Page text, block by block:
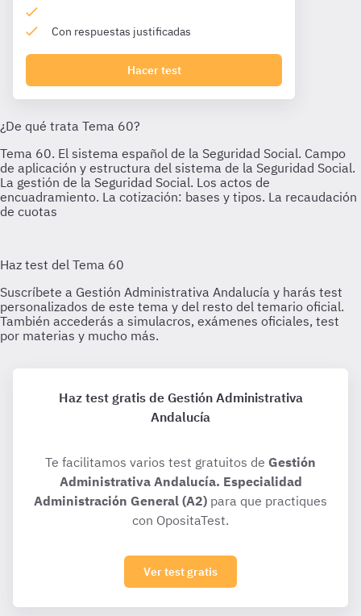
Con respuestas justificadas
Hacer test
Haz test gratis de Gestión Administrativa
Andalucía
Te facilitamos varios test gratuitos de Gestión
Administrativa Andalucía. Especialidad
Administración General (A2) para que practiques
con OpositaTest.
Ver test gratis